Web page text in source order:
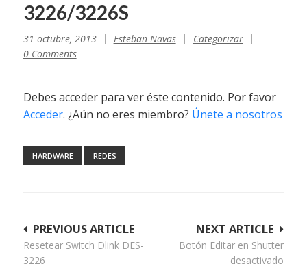
3226/3226S
31 octubre, 2013 Esteban Navas
Categorizar
0 Comments
Debes acceder para ver éste contenido. Por favor
Acceder. ¿Aún no eres miembro? Únete a nosotros
HARDWARE REDES
Navegación
de
NEXT ARTICLE
Botón Editar en Shutter
desactivado
PREVIOUS ARTICLE
Resetear Switch Dlink DES-
3226